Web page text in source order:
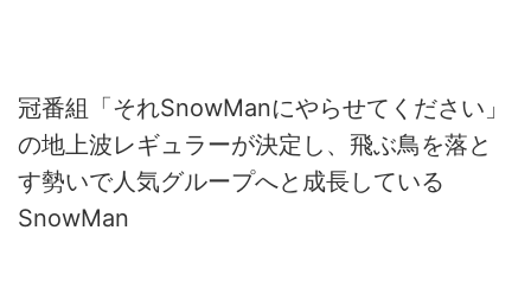
冠番組「それSnowManにやらせてください」
の地上波レギュラーが決定し、飛ぶ鳥を落と
す勢いで人気グループへと成長している
SnowMan